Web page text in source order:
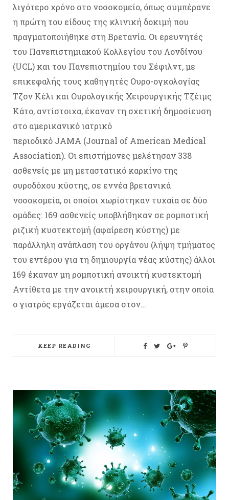
λιγότερο χρόνο στο νοσοκομείο, όπως συμπέρανε
η πρώτη του είδους της κλινική δοκιμή που
πραγματοποιήθηκε στη Βρετανία. Οι ερευνητές
του Πανεπιστημιακού Κολλεγίου του Λονδίνου
(UCL) και του Πανεπιστημίου του Σέφιλντ, με
επικεφαλής τους καθηγητές Ουρο-ογκολογίας
Τζον Κέλι και Ουρολογικής Χειρουργικής Τζέιμς
Κάτο, αντίστοιχα, έκαναν τη σχετική δημοσίευση
στο αμερικανικό ιατρικό
περιοδικό JAMA (Journal of American Medical
Association). Οι επιστήμονες μελέτησαν 338
ασθενείς με μη μεταστατικό καρκίνο της
ουροδόχου κύστης, σε εννέα βρετανικά
νοσοκομεία, οι οποίοι χωρίστηκαν τυχαία σε δύο
ομάδες: 169 ασθενείς υποβλήθηκαν σε ρομποτική
ριζική κυστεκτομή (αφαίρεση κύστης) με
παράλληλη ανάπλαση του οργάνου (λήψη τμήματος
του εντέρου για τη δημιουργία νέας κύστης) άλλοι
169 έκαναν μη ρομποτική ανοικτή κυστεκτομή
Αντίθετα με την ανοικτή χειρουργική, στην οποία
ο γιατρός εργάζεται άμεσα στον…
KEEP READING